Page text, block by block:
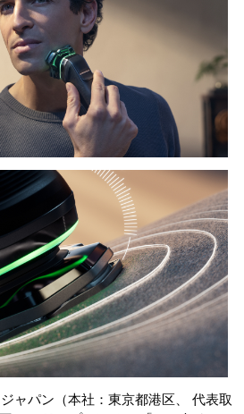
ャパン（本社：東京都港区、 代表取